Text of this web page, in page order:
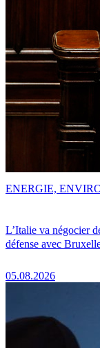
L’Italie va négocier
défense avec
05.08.2026
ENERGIE,